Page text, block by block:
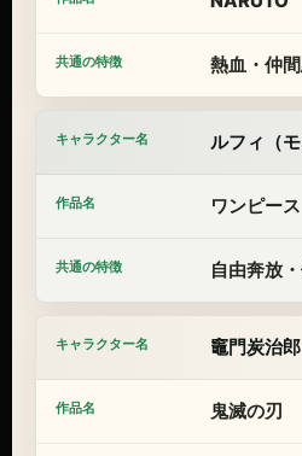
熱血・仲
ルフィ（
ワンピース
自由奔放
竈門炭治郎
鬼滅の刃